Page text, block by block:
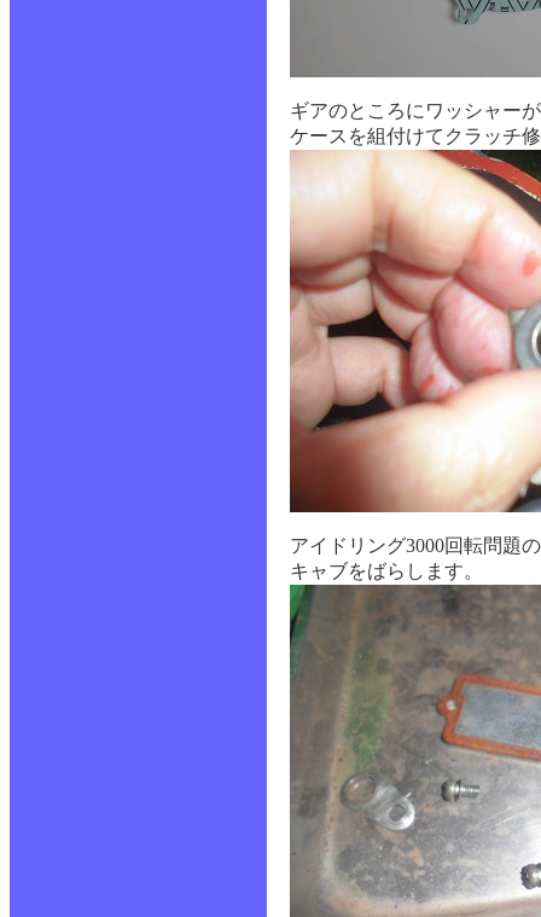
ギアのところにワッシャー
ケースを組付けてクラッチ
アイドリング3000回転問題
キャブをばらします。